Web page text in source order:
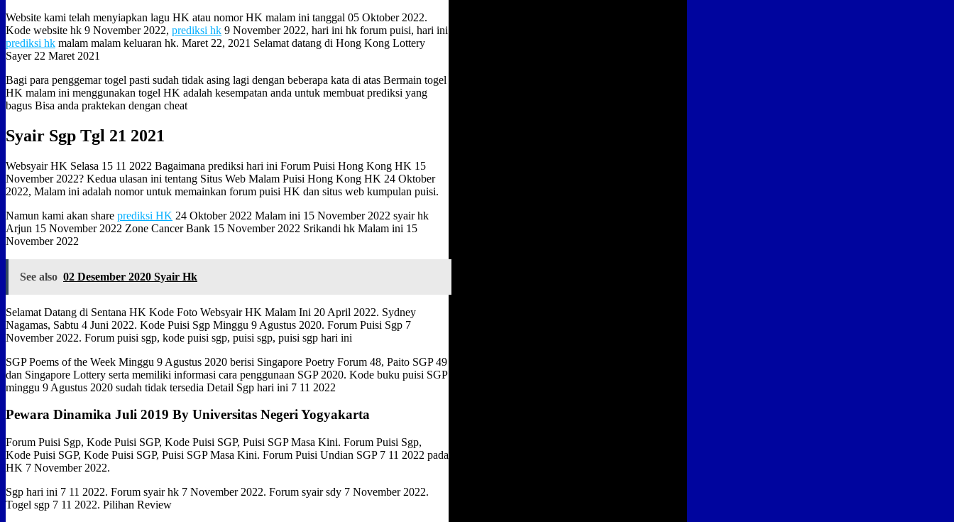
Website kami telah menyiapkan lagu HK atau nomor HK malam ini tanggal 05 Oktober 2022.
Kode website hk 9 November 2022, prediksi hk 9 November 2022, hari ini hk forum puisi, hari ini
prediksi hk malam malam keluaran hk. Maret 22, 2021 Selamat datang di Hong Kong Lottery
Sayer 22 Maret 2021
Bagi para penggemar togel pasti sudah tidak asing lagi dengan beberapa kata di atas Bermain togel
HK malam ini menggunakan togel HK adalah kesempatan anda untuk membuat prediksi yang
bagus Bisa anda praktekan dengan cheat
Syair Sgp Tgl 21 2021
Websyair HK Selasa 15 11 2022 Bagaimana prediksi hari ini Forum Puisi Hong Kong HK 15
November 2022? Kedua ulasan ini tentang Situs Web Malam Puisi Hong Kong HK 24 Oktober
2022, Malam ini adalah nomor untuk memainkan forum puisi HK dan situs web kumpulan puisi.
Namun kami akan share prediksi HK 24 Oktober 2022 Malam ini 15 November 2022 syair hk
Arjun 15 November 2022 Zone Cancer Bank 15 November 2022 Srikandi hk Malam ini 15
November 2022
See also 02 Desember 2020 Syair Hk
Selamat Datang di Sentana HK Kode Foto Websyair HK Malam Ini 20 April 2022. Sydney
Nagamas, Sabtu 4 Juni 2022. Kode Puisi Sgp Minggu 9 Agustus 2020. Forum Puisi Sgp 7
November 2022. Forum puisi sgp, kode puisi sgp, puisi sgp, puisi sgp hari ini
SGP Poems of the Week Minggu 9 Agustus 2020 berisi Singapore Poetry Forum 48, Paito SGP 49
dan Singapore Lottery serta memiliki informasi cara penggunaan SGP 2020. Kode buku puisi SGP
minggu 9 Agustus 2020 sudah tidak tersedia Detail Sgp hari ini 7 11 2022
Pewara Dinamika Juli 2019 By Universitas Negeri Yogyakarta
Forum Puisi Sgp, Kode Puisi SGP, Kode Puisi SGP, Puisi SGP Masa Kini. Forum Puisi Sgp,
Kode Puisi SGP, Kode Puisi SGP, Puisi SGP Masa Kini. Forum Puisi Undian SGP 7 11 2022 pada
HK 7 November 2022.
Sgp hari ini 7 11 2022. Forum syair hk 7 November 2022. Forum syair sdy 7 November 2022.
Togel sgp 7 11 2022. Pilihan Review